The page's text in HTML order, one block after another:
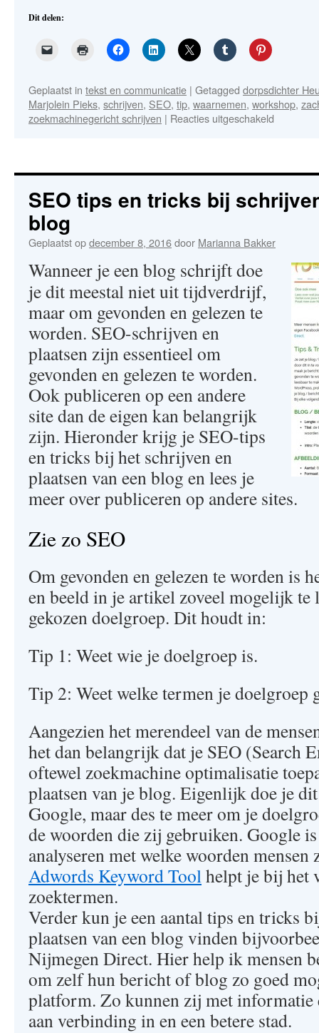
Dit delen:
Geplaatst in tekst en communicatie | Getagged dorpsdichter
Marjolein Pieks, schrijven, SEO, tip, waarnemen, workshop,
zoekmachinegericht schrijven | Reacties uitgeschakeld
Zacht
zakelijk
schrijven?
SEO tips en tricks bij
blog
Geplaatst opdecember 8, 2016door Marianna Bakker
Wanneer je een blog schrijft doe
je dit meestal niet uit tijdverdrijf,
maar om gevonden en gelezen te
worden. SEO-schrijven en
plaatsen zijn essentieel om
gevonden en gelezen te worden.
Ook publiceren op een andere
site dan de eigen kan belangrijk
zijn. Hieronder krijg je SEO-tips
en tricks bij het schrijven en
plaatsen van een blog en lees je
meer over publiceren op andere sites.
Zie zo SEO
Om gevonden en gelezen te worden is
en beeld in je artikel zoveel mogelijk te
gekozen doelgroep. Dit houdt in:
Tip 1: Weet wie je doelgroep is.
Tip 2: Weet welke termen je doelgroep
Aangezien het merendeel van de
het dan belangrijk dat je SEO (Search
oftewel zoekmachine optimalisatie
plaatsen van je blog. Eigenlijk doe je
Google, maar des te meer om je
de woorden die zij gebruiken. Google
analyseren met welke woorden mensen
Adwords Keyword Toolhelpt je bij het
zoektermen.
Verder kun je een aantal tips en tricks
plaatsen van een blog vinden
Nijmegen Direct. Hier help ik mensen
om zelf hun bericht of blog zo goed
platform. Zo kunnen zij met informatie
aan verbinding in en een betere stad.